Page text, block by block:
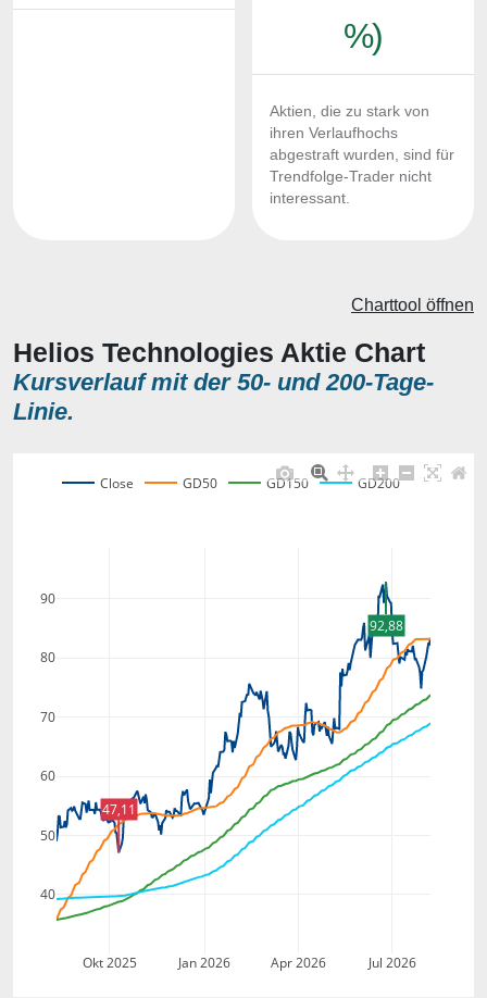
%)
Aktien, die zu stark von
ihren Verlaufhochs
abgestraft wurden, sind für
Trendfolge-Trader nicht
interessant.
Helios Technologies Aktie Chart
Kursverlauf mit der 50- und 200-Tage-
Linie.
Charttool öffnen
Okt 2025 Jan 2026 Apr 2026 Jul 2026
40
50
60
70
80
90
Close GD50 GD150 GD200
92,88
47,11